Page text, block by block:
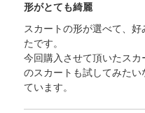
形がとても綺麗
スカートの形が選べて、
たです。
今回購入させて頂いたス
のスカートも試してみた
ています。